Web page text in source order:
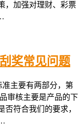
，加强对理财、彩票
奖常见问题
准主要有两部分，第
审核主要是产品的下
符合我们的要求，